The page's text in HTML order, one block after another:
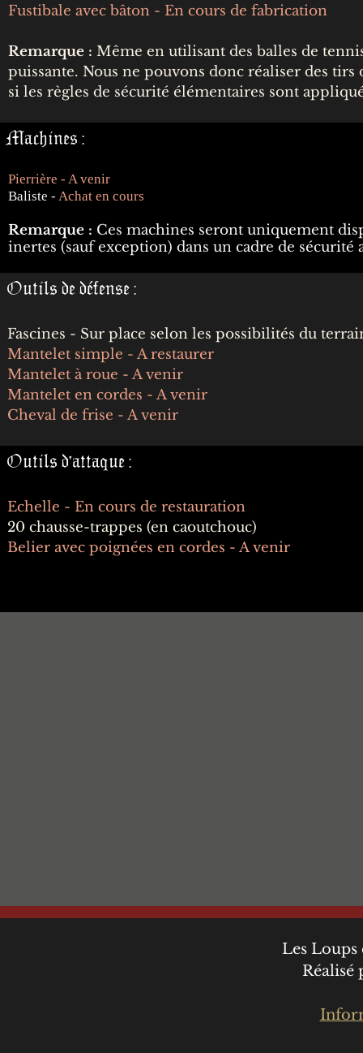
Fustibale avec bâton - En cours de fabrication
Remarque : Même en utilisant des balles de
puissante. Nous ne pouvons donc réaliser des
si les règles de sécurité élémentaires sont
Machines :
Pierrière - A venir
Baliste - Achat en cours
Remarque : Ces machines seront uniquement
inertes (sauf exception) dans un cadre de sécurité
Outils de défense :
Fascines - Sur place selon les possibilités du
Mantelet simple - A restaurer
Mantelet à roue - A venir
Mantelet en cordes - A venir
Cheval de frise - A venir
Outils d'attaque :
Echelle - En cours de restauration
20 chausse-trappes (en caoutchouc)
Belier avec poignées en cordes - A venir
Les
Réalisé